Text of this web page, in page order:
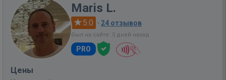
Maris L.
5.0 · 24 отзывов
Был на сайте: 5 дней назад
PRO
Цены